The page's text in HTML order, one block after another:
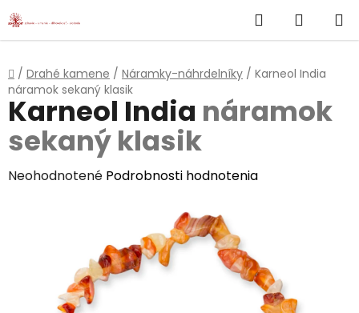
Prejsť
na
Hľadať
KOŠÍK
Domov
/ Drahé kamene / Náramky-náhrdelníky / Karneol India
náramok sekaný klasik
Karneol India náramok
sekaný klasik
Priemerné
Neohodnotené Podrobnosti hodnotenia